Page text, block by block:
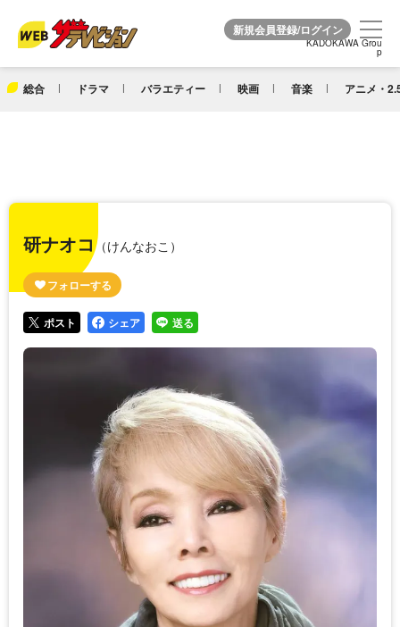
KADOKAWA Grou
p
総合 ドラマ バラエティー 映画 音楽 アニメ・
KADOKAWA Grou
p
研ナオコ（けんなおこ）
ポスト シェア 送る